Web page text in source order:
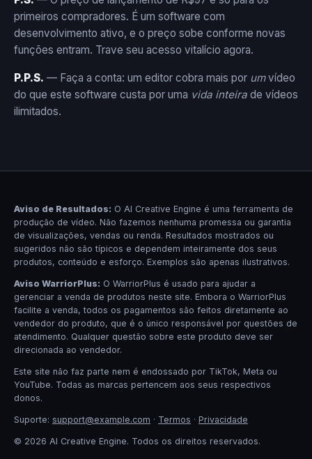
primeiros compradores. É um software com
desenvolvimento ativo, e o preço sobe conforme novas
funções entram. Trave seu acesso vitalício agora.
P.P.S. — Faça a conta: um editor cobra mais por umvídeo
do que este software custa por uma vida inteira de vídeos
ilimitados.
Aviso de Resultados: O AI Creative Engine é uma ferramenta de
produção de vídeo. Não fazemos nenhuma promessa ou garantia
de visualizações, vendas ou renda. Resultados mostrados ou
sugeridos não são típicos e dependem inteiramente dos seus
produtos, conteúdo e esforço. Exemplos são apenas ilustrativos.
Aviso WarriorPlus: O WarriorPlus é usado para ajudar a
gerenciar a venda de produtos neste site. Embora o WarriorPlus
facilite a venda, todos os pagamentos são feitos diretamente ao
vendedor do produto, que é o único responsável por questões de
atendimento. Qualquer questão sobre este produto deve ser
direcionada ao vendedor.
Este site não faz parte nem é endossado por TikTok, Meta ou
YouTube. Todas as marcas pertencem aos seus respectivos
donos.
Suporte: support@example.com · Termos · Privacidade
© 2026 AI Creative Engine. Todos os direitos reservados.